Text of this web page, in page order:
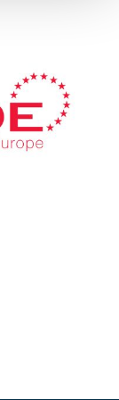
d’information